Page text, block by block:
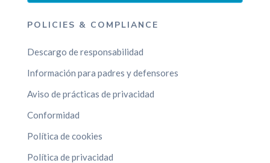
POLICIES & COMPLIANCE
Descargo de responsabilidad
Información para padres y defensores
Aviso de prácticas de privacidad
Conformidad
Política de cookies
Política de privacidad